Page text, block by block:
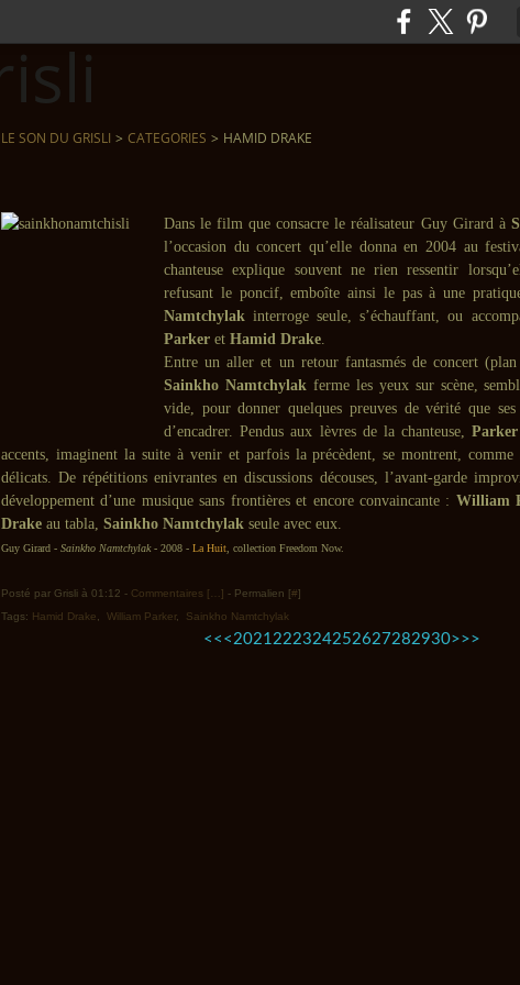
LE SON DU GRISLI > CATEGORIES > HAMID DRAKE
Dans le film que consacre le réalisateur Guy Girard à
l’occasion du concert qu’elle donna en 2004 au
chanteuse explique souvent ne rien ressentir
refusant le poncif, emboîte ainsi le pas à une
Namtchylak interroge seule, s’échauffant, ou
Parker et Hamid Drake.
Entre un aller et un retour fantasmés de concert
Sainkho Namtchylakferme les yeux sur scène,
vide, pour donner quelques preuves de vérité que ses
d’encadrer. Pendus aux lèvres de la chanteuse,Parker
accents, imaginent la suite à venir et parfois la précèdent, se montrent, comme
délicats. De répétitions enivrantes en discussions découses, l’avant-garde
développement d’une musique sans frontières et encore convaincante : William
Drake au tabla, Sainkho Namtchylak seule avec eux.
Guy Girard - Sainkho Namtchylak- 2008 - La Huit , collection Freedom Now.
Posté par Grisli à 01:12 - Commentaires [ ] - Permalien [#]
Tags: Hamid Drake William Parker, Sainkho Namtchylak
<< < 10
2021222324252627282930
40 >>>